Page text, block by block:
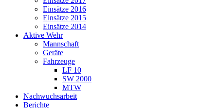
Einsätze 2016
Einsätze 2015
Einsätze 2014
Aktive Wehr
Mannschaft
Geräte
Fahrzeuge
LF 10
SW 2000
MTW
Nachwuchsarbeit
Berichte